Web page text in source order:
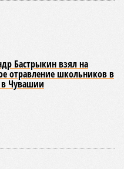
Бастрыкин взял на
отравление школьников в
в Чувашии